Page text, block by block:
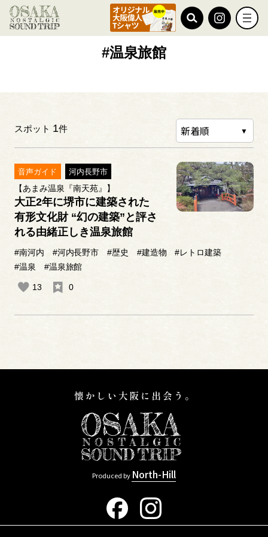
TOP #温泉旅館
#温泉旅館
スポット 1件
音声ガイド 河内長野市
【あまみ温泉『南天苑』】
大正2年に堺市に建築された
有形文化財 “幻の建築”と評さ
れる由緒正しき温泉旅館
#南河内 #河内長野市 #歴史 #建造物
#レトロ建築
#温泉
#温泉旅館
13 0
Produced by North-Hill